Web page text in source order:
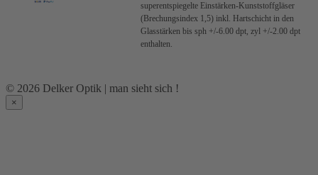
superentspiegelte Einstärken-Kunststoffgläser
(Brechungsindex 1,5) inkl. Hartschicht in den
Glasstärken bis sph +/-6.00 dpt, zyl +/-2.00 dpt
enthalten.
© 2026 Delker Optik | man sieht sich !
×